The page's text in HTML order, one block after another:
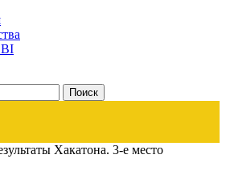
BI
Хакатона. 3-е место